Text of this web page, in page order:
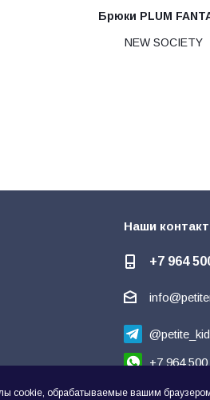
Брюки PLUM
NEW SOCIETY
Наши
+7 964
+7 964
Написать
cookie, обрабатываемые вашим